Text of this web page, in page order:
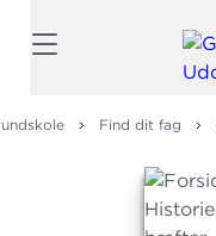
Find dit fag